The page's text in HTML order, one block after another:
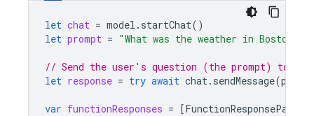
let chat = model . startChat()
let prompt = "What was the weather in Boston
// Send the user's question (the prompt) to
let response = try await chat. sendMessage(
var functionResponses = [FunctionResponsePart